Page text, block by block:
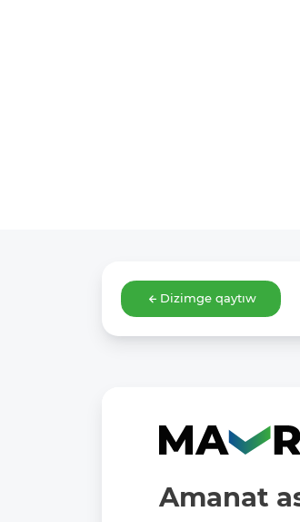
Dizimge qaytıw
Amanat